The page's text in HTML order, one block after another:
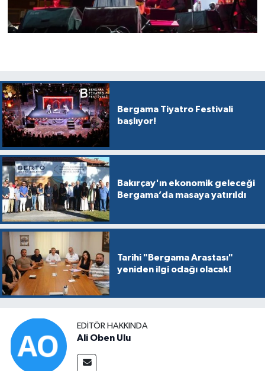
Bergama Tiyatro Festivali
başlıyor!
Bakırçay'ın ekonomik geleceği
Bergama’da masaya yatırıldı
Tarihi "Bergama Arastası"
yeniden ilgi odağı olacak!
EDITÖR HAKKINDA
Ali Oben Ulu